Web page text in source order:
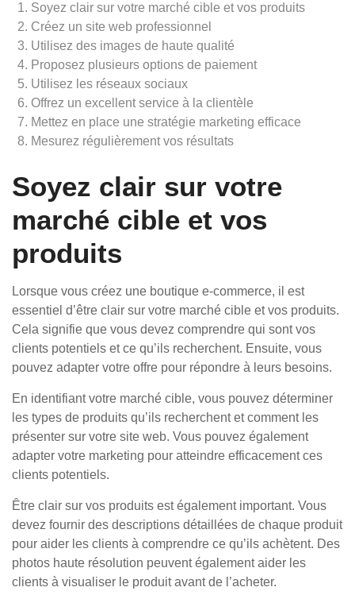
Soyez clair sur votre marché cible et vos produits
Créez un site web professionnel
Utilisez des images de haute qualité
Proposez plusieurs options de paiement
Utilisez les réseaux sociaux
Offrez un excellent service à la clientèle
Mettez en place une stratégie marketing efficace
Mesurez régulièrement vos résultats
Soyez clair sur votre
marché cible et vos
produits
Lorsque vous créez une boutique e-commerce, il est
essentiel d’être clair sur votre marché cible et vos produits.
Cela signifie que vous devez comprendre qui sont vos
clients potentiels et ce qu’ils recherchent. Ensuite, vous
pouvez adapter votre offre pour répondre à leurs besoins.
En identifiant votre marché cible, vous pouvez déterminer
les types de produits qu’ils recherchent et comment les
présenter sur votre site web. Vous pouvez également
adapter votre marketing pour atteindre efficacement ces
clients potentiels.
Être clair sur vos produits est également important. Vous
devez fournir des descriptions détaillées de chaque produit
pour aider les clients à comprendre ce qu’ils achètent. Des
photos haute résolution peuvent également aider les
clients à visualiser le produit avant de l’acheter.